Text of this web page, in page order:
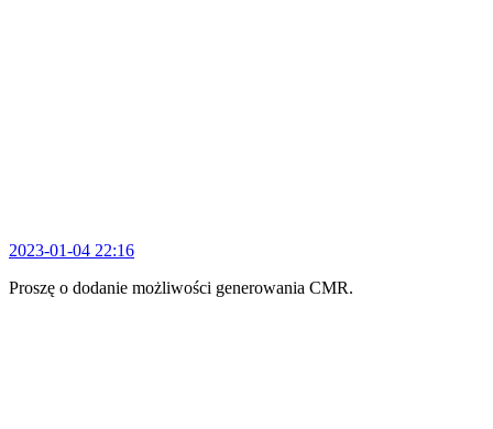
2023-01-04 22:16
Proszę o dodanie możliwości generowania CMR.